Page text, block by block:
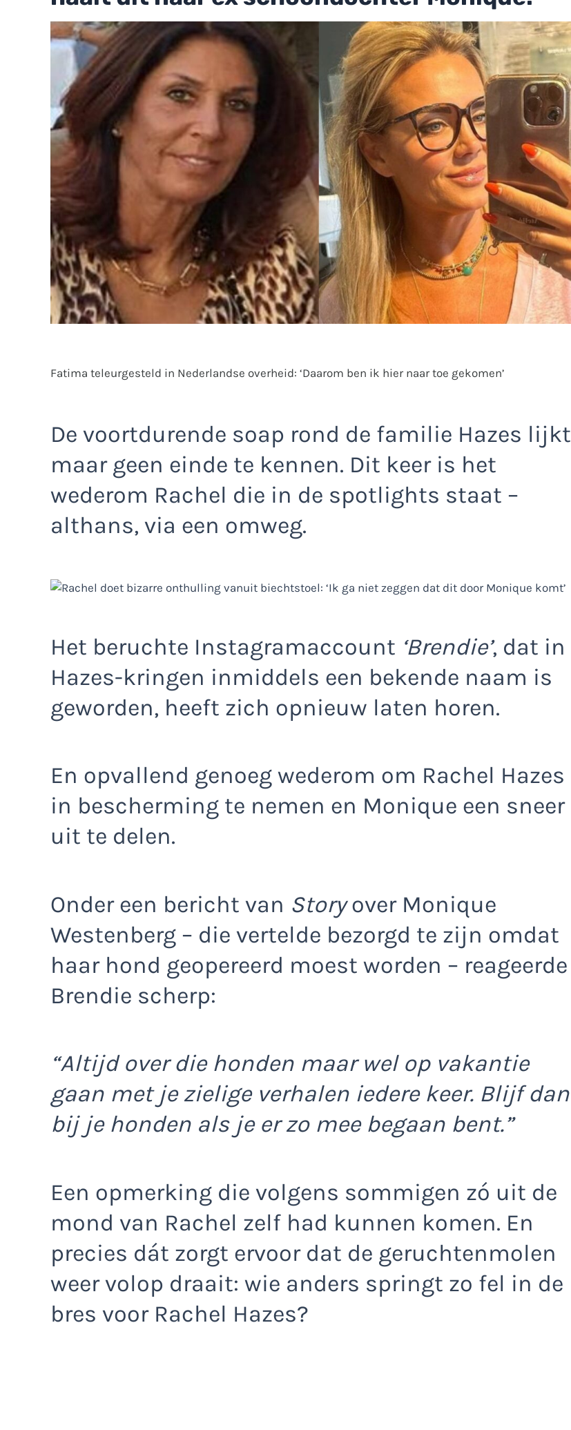
Fatima teleurgesteld in Nederlandse overheid: ‘Daarom ben ik hier naar toe gekomen’
De voortdurende soap rond de familie Hazes lijkt
maar geen einde te kennen. Dit keer is het
wederom Rachel die in de spotlights staat –
althans, via een omweg.
Het beruchte Instagramaccount ‘Brendie’, dat in
Hazes-kringen inmiddels een bekende naam is
geworden, heeft zich opnieuw laten horen.
En opvallend genoeg wederom om Rachel Hazes
in bescherming te nemen en Monique een sneer
uit te delen.
Onder een bericht van Storyover Monique
Westenberg – die vertelde bezorgd te zijn omdat
haar hond geopereerd moest worden – reageerde
Brendie scherp:
“Altijd over die honden maar wel op vakantie
gaan met je zielige verhalen iedere keer. Blijf dan
bij je honden als je er zo mee begaan bent.”
Een opmerking die volgens sommigen zó uit de
mond van Rachel zelf had kunnen komen. En
precies dát zorgt ervoor dat de geruchtenmolen
weer volop draait: wie anders springt zo fel in de
bres voor Rachel Hazes?